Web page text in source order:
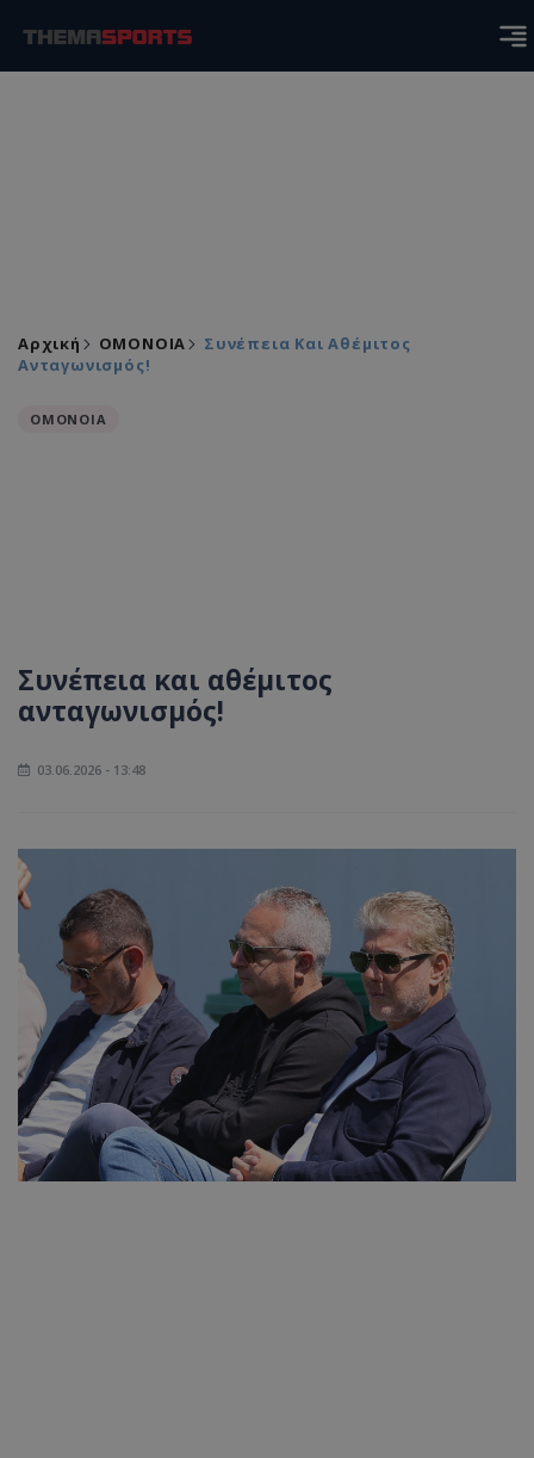
Αρχική ΟΜΟΝΟΙΑ
Συνέπεια Και Αθέμιτος
Ανταγωνισμός!
ΟΜΟΝΟΙΑ
Συνέπεια και αθέμιτος
ανταγωνισμός!
03.06.2026 - 13:48